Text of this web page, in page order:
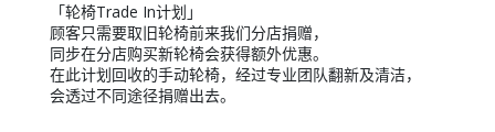
「轮椅Trade In计划」
顾客只需要取旧轮椅前来我们分店捐赠，
同步在分店购买新轮椅会获得额外优惠。
在此计划回收的手动轮椅，经过专业团队翻新及清洁，
会透过不同途径捐赠出去。